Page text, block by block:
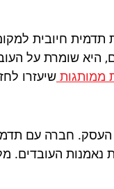
תדמית חיובית
שומרת על
ממותגות שיעזרו
חברה עם
נאמנות העובדים.